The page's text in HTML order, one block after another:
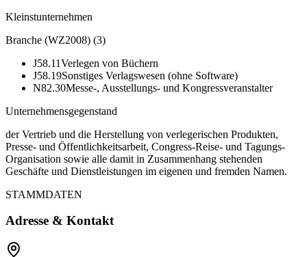
Kleinstunternehmen
Branche (WZ2008) (3)
J58.11Verlegen von Büchern
J58.19Sonstiges Verlagswesen (ohne Software)
N82.30Messe-, Ausstellungs- und Kongressveranstalter
Unternehmensgegenstand
der Vertrieb und die Herstellung von verlegerischen Produkten,
Presse- und Öffentlichkeitsarbeit, Congress-Reise- und Tagungs-
Organisation sowie alle damit in Zusammenhang stehenden
Geschäfte und Dienstleistungen im eigenen und fremden Namen.
STAMMDATEN
Adresse & Kontakt